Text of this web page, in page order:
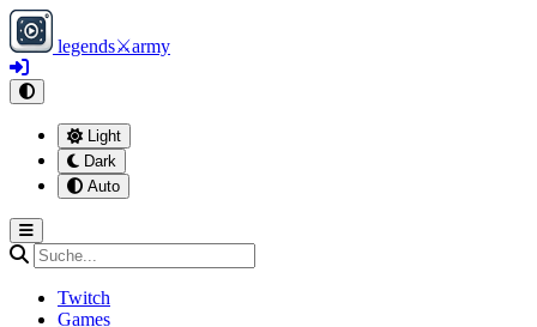
legends⚔army
Light
Dark
Auto
Twitch
Games